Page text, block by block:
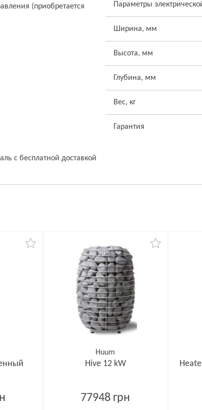
(приобретается
с бесплатной доставкой
Параметры
Ширина, мм
Высота, мм
Глубина, мм
Вес, кг
Гарантия
Huum
Hive 12 kW
77948 грн